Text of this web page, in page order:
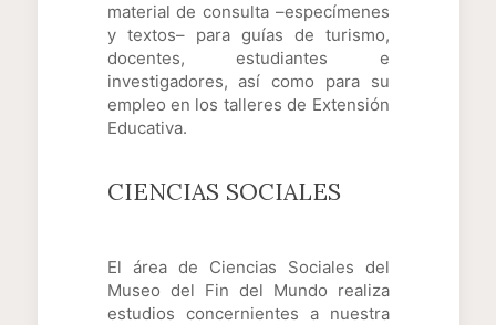
material de consulta –especímenes
y textos– para guías de turismo,
docentes, estudiantes e
investigadores, así como para su
empleo en los talleres de Extensión
Educativa.
CIENCIAS SOCIALES
El área de Ciencias Sociales del
Museo del Fin del Mundo realiza
estudios concernientes a nuestra